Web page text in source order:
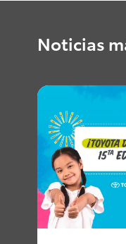
Noticias